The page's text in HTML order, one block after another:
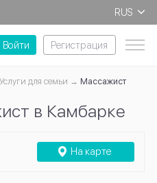
RUS
EN
Войти
Регистрация
Услуги для семьи Массажист
в Камбарке
На карте